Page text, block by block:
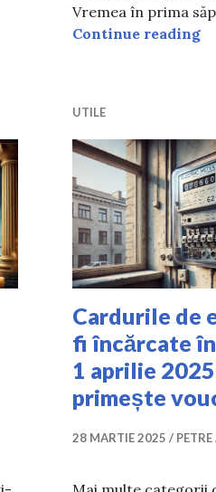
Vremea în prima
Continue reading
UTILE
Cardurile de
fi încărcate
1 aprilie
primește
28 MARTIE 2025